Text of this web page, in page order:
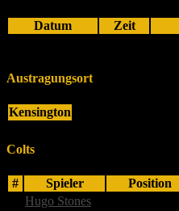
Datum Zeit
Austragungsort
Kensington
Colts
# Spieler
Position
Hugo Stones